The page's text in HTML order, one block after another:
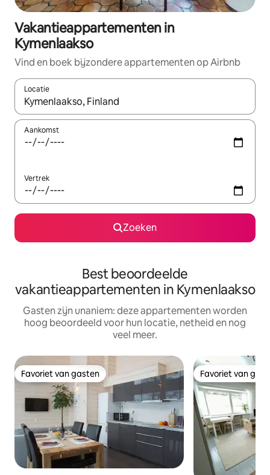
Vakantieappartementen in
Kymenlaakso
Vind en boek bijzondere appartementen op Airbnb
Locatie
Wanneer er resultaten beschikbaar zijn, maak je een keuze
Aankomst
Vertrek
Zoeken
Best beoordeelde
vakantieappartementen in Kymenlaakso
Gasten zijn unaniem: deze appartementen worden
hoog beoordeeld voor hun locatie, netheid en nog
veel meer.
Favoriet van gasten
Favoriet van gasten Favoriet van
Favoriet van